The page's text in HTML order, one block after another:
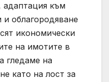
адаптация към
облагородяване
икономически
на имотите в
гледаме на
като на лост за